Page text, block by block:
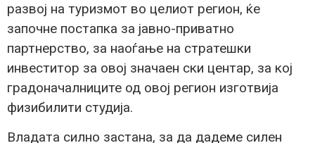
развој на туризмот во целиот регион, ќе
започне постапка за јавно-приватно
партнерство, за наоѓање на стратешки
инвеститор за овој значаен ски центар, за кој
градоначалниците од овој регион изготвија
физибилити студија.
Владата силно застана, за да дадеме силен